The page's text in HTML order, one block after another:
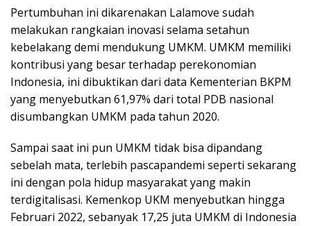
Pertumbuhan ini dikarenakan Lalamove sudah
melakukan rangkaian inovasi selama setahun
kebelakang demi mendukung UMKM. UMKM memiliki
kontribusi yang besar terhadap perekonomian
Indonesia, ini dibuktikan dari data Kementerian BKPM
yang menyebutkan 61,97% dari total PDB nasional
disumbangkan UMKM pada tahun 2020.
Sampai saat ini pun UMKM tidak bisa dipandang
sebelah mata, terlebih pascapandemi seperti sekarang
ini dengan pola hidup masyarakat yang makin
terdigitalisasi. Kemenkop UKM menyebutkan hingga
Februari 2022, sebanyak 17,25 juta UMKM di Indonesia